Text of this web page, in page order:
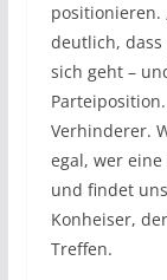
positionieren.
deutlich, dass
sich geht –
Verhinderer.
egal, wer
und findet
Konheiser,
Treffen.